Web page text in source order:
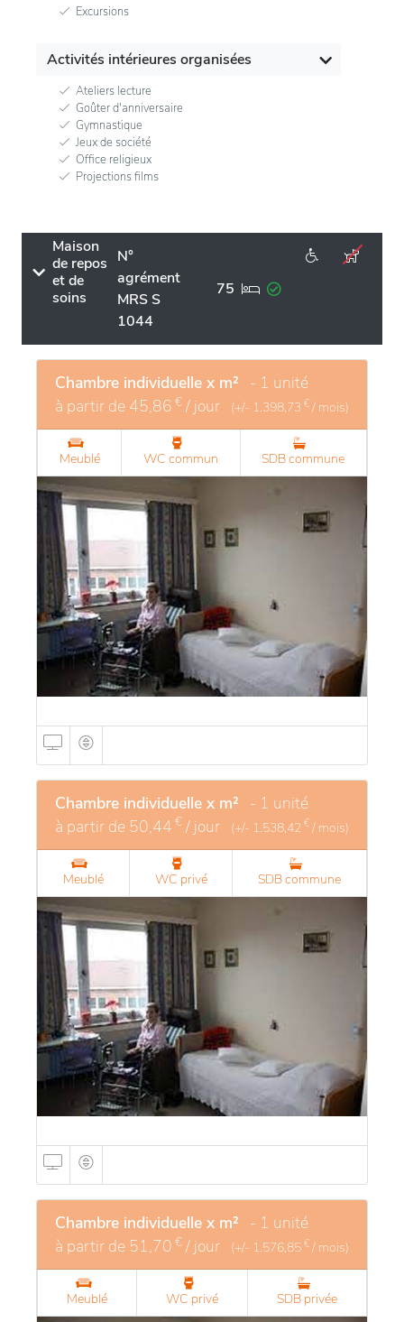
Excursions
Activités intérieures organisées
Ateliers lecture
Goûter d'anniversaire
Gymnastique
Jeux de société
Office religieux
Projections films
Maison
de repos
et de
soins
N°
agrément
MRS S
1044
75
Chambre individuelle x m² - 1 unité
à partir de 45,86 € / jour (+/- 1.398,73 € / mois)
Meublé WC commun SDB commune
Chambre individuelle x m² - 1 unité
à partir de 50,44 € / jour (+/- 1.538,42 € / mois)
Meublé WC privé SDB commune
Chambre individuelle x m² - 1 unité
à partir de 51,70 € / jour (+/- 1.576,85 € / mois)
Meublé WC privé SDB privée